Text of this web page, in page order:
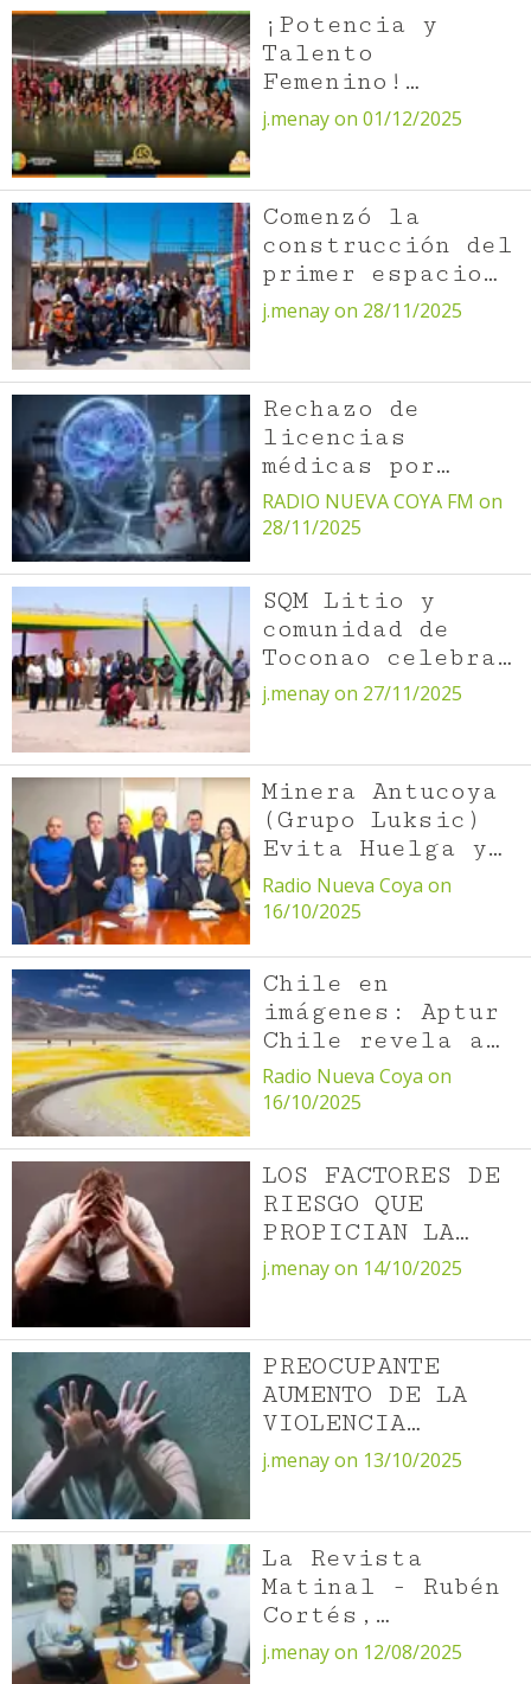
detalles de esta
elección en
¡Potencia y
Talento
Femenino!
Vóleibol Brilló
en el 45°
María Elena
j.menay on 01/12/2025
Comenzó la
construcción del
primer espacio
de CoWork en
Mejillones.
j.menay on 28/11/2025
Rechazo de
licencias
médicas por
salud mental
sube a 13% y
principalmente a
mujeres
RADIO NUEVA COYA FM on
28/11/2025
SQM Litio y
comunidad de
Toconao celebran
la inauguración
del Huerto Solar
años de trabajo
j.menay on 27/11/2025
Minera Antucoya
(Grupo Luksic)
Evita Huelga y
Sindicato Logra
Histórico Bono.
Radio Nueva Coya on
16/10/2025
Chile en
imágenes: Aptur
Chile revela a
los ganadores de
su 9° Concurso
Turística 2025
Radio Nueva Coya on
16/10/2025
LOS FACTORES DE
RIESGO QUE
PROPICIAN LA
VIOLENCIA
INTRAFAMILIAR
j.menay on 14/10/2025
PREOCUPANTE
AUMENTO DE LA
VIOLENCIA
INTRAFAMILIAR EN
LA REGIÓN DE
j.menay on 13/10/2025
La Revista
Matinal - Rubén
Cortés,
psicólogo de la
Oficina de
j.menay on 12/08/2025